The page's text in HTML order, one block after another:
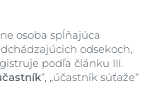
osoba spĺňajúca
odsekoch,
podľa článku III.
“, „účastník súťaže“